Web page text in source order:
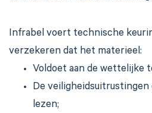
Infrabel voert technische
verzekeren dat het materieel:
Voldoet aan de wettelijke
De veiligheidsuitrustingen
lezen;